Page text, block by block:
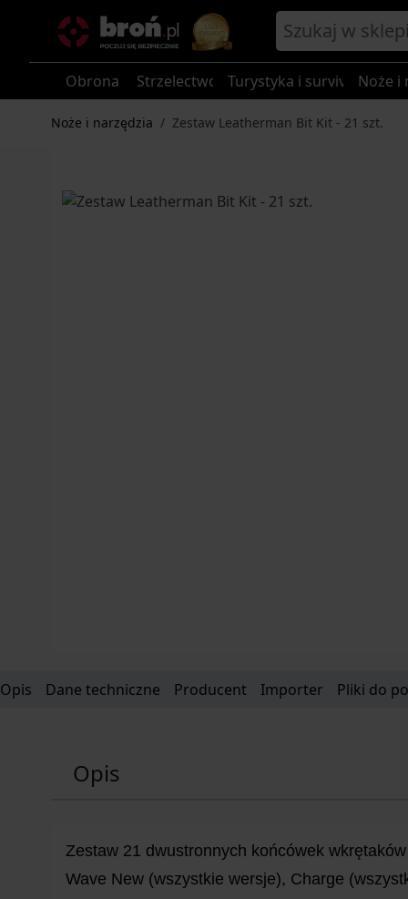
Obrona Strzelectwo Turystyka i survival Noże i
Noże i narzędzia / Zestaw Leatherman Bit Kit - 21 szt.
Opis Dane techniczne Producent Importer Pliki do
Opis
Zestaw 21 dwustronnych końcówek
Wave New (wszystkie wersje), Charge